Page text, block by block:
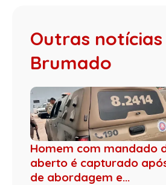
Outras notícias
Brumado
Homem com mandado
aberto é capturado
de abordagem e...